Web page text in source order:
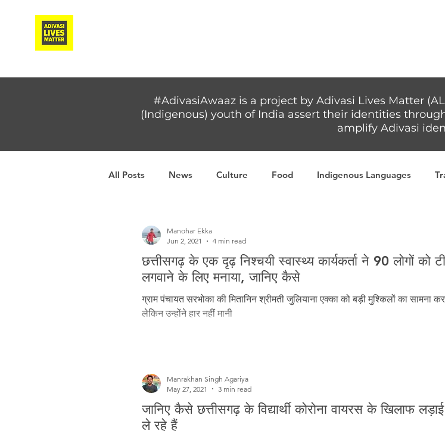
#AdivasiAwaaz is a project by Adivasi Lives Matter
(Indigenous) youth of India assert their identities
amplify Adivasi
All Posts News Culture Food Indigenous Languages
Freedom Fighters Folklore Tribal History
Media Education
छत्तीसगढ़ के एक दृढ़ निश्चयी स्वास्थ्य कार्यकर्ता ने 90 लोगों को
लगवाने के लिए मनाया, जानिए कैसे
ग्राम पंचायत सरभोका की मितानिन श्रीमती जुलियाना एक्का को बड़ी मुश्किलों का सामना
लेकिन उन्होंने हार नहीं मानी
Manohar Ekka
Jun 2, 2021
4 min read
जानिए कैसे छत्तीसगढ़ के विद्यार्थी कोरोना वायरस के खिलाफ
ले रहे हैं
Manrakhan Singh Agariya
May 27, 2021
3 min read